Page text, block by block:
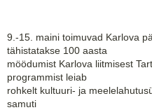
9.-15. maini toimuvad Karlova
tähistatakse 100 aasta
möödumist Karlova liitmisest
programmist leiab
rohkelt kultuuri- ja
samuti